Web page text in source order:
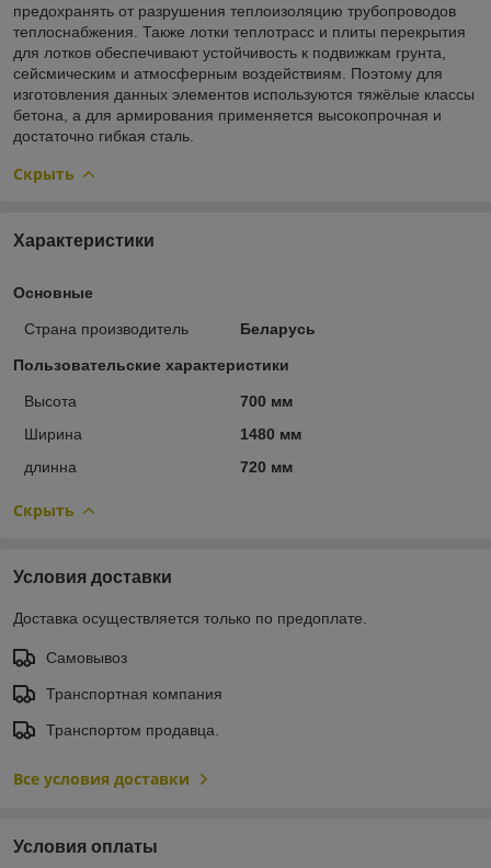
предохранять от разрушения теплоизоляцию трубопроводов
теплоснабжения. Также лотки теплотрасс и плиты перекрытия
для лотков обеспечивают устойчивость к подвижкам грунта,
сейсмическим и атмосферным воздействиям. Поэтому для
изготовления данных элементов используются тяжёлые классы
бетона, а для армирования применяется высокопрочная и
достаточно гибкая сталь.
Скрыть
Характеристики
Основные
Страна производитель Беларусь
Пользовательские характеристики
Высота
700 мм
Ширина
1480 мм
длинна
720 мм
Скрыть
Условия доставки
Доставка осуществляется только по предоплате.
Самовывоз
Транспортная компания
Транспортом продавца.
Все условия доставки
Условия оплаты